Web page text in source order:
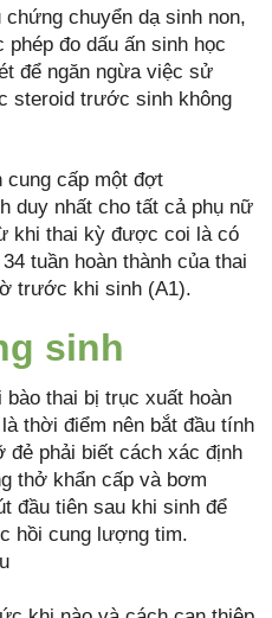
chuyển dạ sinh non,
đo dấu ấn sinh học
để ngăn ngừa việc sử
steroid trước sinh không
cung cấp một đợt
duy nhất cho tất cả phụ nữ
khi thai kỳ được coi là có
tuần hoàn thành của thai
trước khi sinh (A1).
sinh
thai bị trục xuất hoàn
thời điểm nên bắt đầu tính
đẻ phải biết cách xác định
thở khẩn cấp và bơm
đầu tiên sau khi sinh để
hồi cung lượng tim.